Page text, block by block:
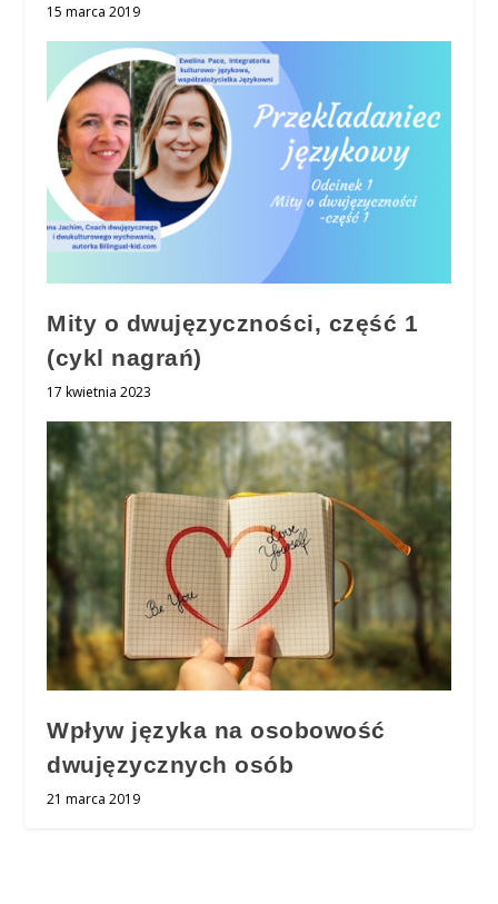
15 marca 2019
Mity o dwujęzyczności, część 1
(cykl nagrań)
17 kwietnia 2023
Wpływ języka na osobowość
dwujęzycznych osób
21 marca 2019